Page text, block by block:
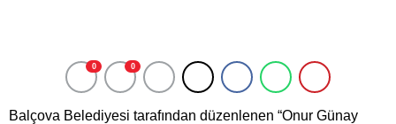
0 0
Balçova Belediyesi tarafından düzenlenen “Onur Günay